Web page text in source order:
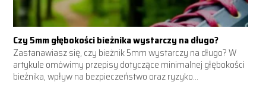
Czy 5mm głębokości bieżnika wystarczy na długo?
Zastanawiasz się, czy bieżnik 5mm wystarczy na długo? W
artykule omówimy przepisy dotyczące minimalnej głębokości
bieżnika, wpływ na bezpieczeństwo oraz ryzyko...